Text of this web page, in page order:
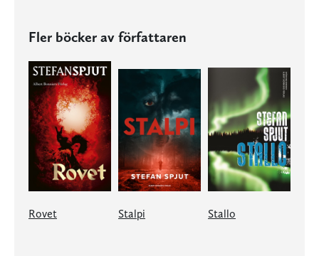
Fler böcker av författaren
Rovet Stalpi Stallo